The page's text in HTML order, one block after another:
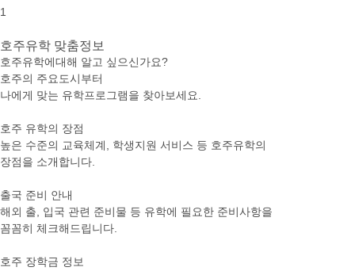
1
호주유학 맞춤정보
호주유학에대해 알고 싶으신가요?
호주의 주요도시부터
나에게 맞는 유학프로그램을 찾아보세요.
호주 유학의 장점
높은 수준의 교육체계, 학생지원 서비스 등 호주유학의
장점을 소개합니다.
출국 준비 안내
해외 출, 입국 관련 준비물 등 유학에 필요한 준비사항을
꼼꼼히 체크해드립니다.
호주 장학금 정보